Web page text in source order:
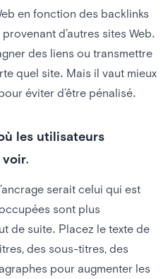
en fonction des backlinks
d’autres sites Web.
des liens ou transmettre
quel site. Mais il vaut mieux
éviter d’être pénalisé.
les utilisateurs
serait celui qui est
sont plus
de suite. Placez le texte de
des sous-titres, des
pour augmenter les